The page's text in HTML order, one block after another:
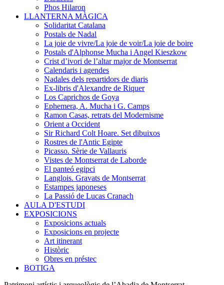
Phos Hilaron
LLANTERNA MÀGICA
Solidaritat Catalana
Postals de Nadal
La joie de vivre/La joie de voir/La joie de boire
Postals d'Alphonse Mucha i Angel Kieszkow
Crist d’ivori de l’altar major de Montserrat
Calendaris i agendes
Nadales dels repartidors de diaris
Ex-libris d'Alexandre de Riquer
Los Caprichos de Goya
Ephemera, A. Mucha i G. Camps
Ramon Casas, retrats del Modernisme
Orient a Occident
Sir Richard Colt Hoare. Set dibuixos
Rostres de l'Antic Egipte
Picasso. Sèrie de Vallauris
Vistes de Montserrat de Laborde
El panteó egipci
Langlois. Gravats de Montserrat
Estampes japoneses
La Passió de Lucas Cranach
AULA D'ESTUDI
EXPOSICIONS
Exposicions actuals
Exposicions en projecte
Art itinerant
Històric
Obres en préstec
BOTIGA